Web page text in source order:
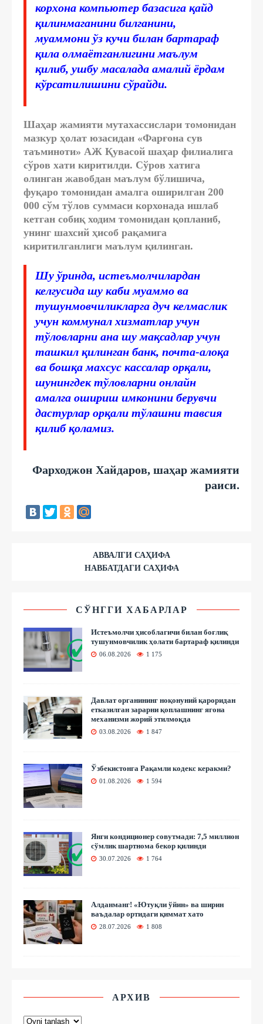
корхона компьютер базасига қайд
қилинмаганини билганини,
муаммони ўз кучи билан бартараф
қила олмаётганлигини маълум
қилиб, ушбу масалада амалий ёрдам
кўрсатилишини сўрайди.
Шаҳар жамияти мутахассислари томонидан
мазкур ҳолат юзасидан «Фарғона сув
таъминоти» АЖ Қувасой шаҳар филиалига
сўров хати киритилди. Сўров хатига
олинган жавобдан маълум бўлишича,
фуқаро томонидан амалга оширилган 200
000 сўм тўлов суммаси корхонада ишлаб
кетган собиқ ходим томонидан қопланиб,
унинг шахсий ҳисоб рақамига
киритилганлиги маълум қилинган.
Шу ўринда, истеъмолчилардан
келгусида шу каби муаммо ва
тушунмовчиликларга дуч келмаслик
учун коммунал хизматлар учун
тўловларни ана шу мақсадлар учун
ташкил қилинган банк, почта-алоқа
ва бошқа махсус кассалар орқали,
шунингдек тўловларни онлайн
амалга ошириш имконини берувчи
дастурлар орқали тўлашни тавсия
қилиб қоламиз.
Фарходжон Хайдаров, шаҳар жамияти
раиси.
АВВАЛГИ САҲИФА
НАВБАТДАГИ САҲИФА
СЎНГГИ ХАБАРЛАР
Истеъмолчи ҳисоблагичи билан боғлиқ
тушунмовчилик ҳолати бартараф қилинди
06.08.2026 1 175
Давлат органининг ноқонуний қароридан
етказилган зарарни қоплашнинг ягона
механизми жорий этилмоқда
03.08.2026 1 847
Ўзбекистонга Рақамли кодекс керакми?
01.08.2026 1 594
Янги кондиционер совутмади: 7,5 миллион
сўмлик шартнома бекор қилинди
30.07.2026 1 764
Алданманг! «Ютуқли ўйин» ва ширин
ваъдалар ортидаги қиммат хато
28.07.2026 1 808
АРХИВ